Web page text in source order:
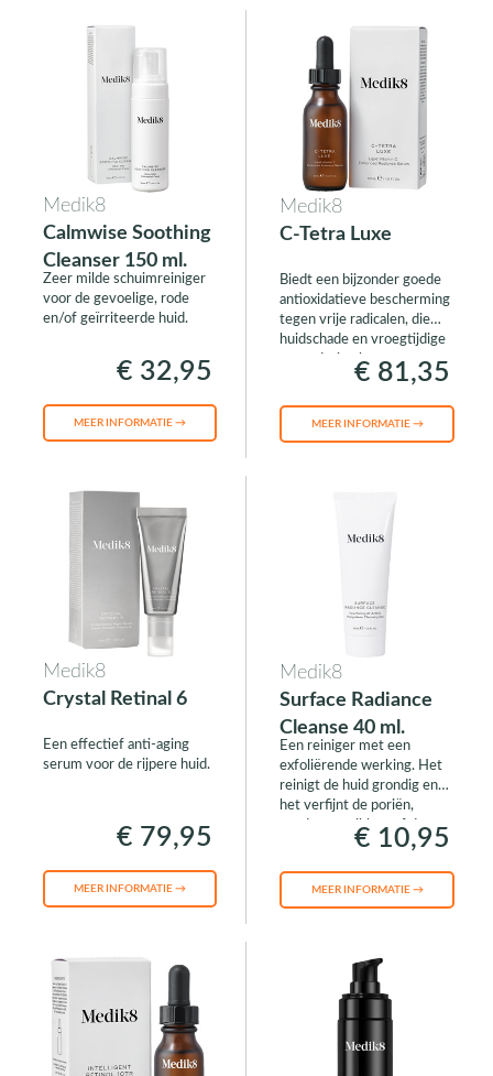
Medik8
Calmwise Soothing
Cleanser 150 ml.
Zeer milde schuimreiniger
voor de gevoelige, rode
en/of geïrriteerde huid.
€ 32,95
MEER INFORMATIE →
Medik8
C-Tetra Luxe
Biedt een bijzonder goede
antioxidatieve bescherming
tegen vrije radicalen, die
huidschade en vroegtijdige
veroudering kunnen
veroorzaken.€ 81,35
MEER INFORMATIE →
Medik8
Crystal Retinal 6
Een effectief anti-aging
serum voor de rijpere huid.
€ 79,95
MEER INFORMATIE →
Medik8
Surface Radiance
Cleanse 40 ml.
Een reiniger met een
exfoliërende werking. Het
reinigt de huid grondig en
het verfijnt de poriën,
zonder te prikken of de
huid uit te drogen.€ 10,95
MEER INFORMATIE →